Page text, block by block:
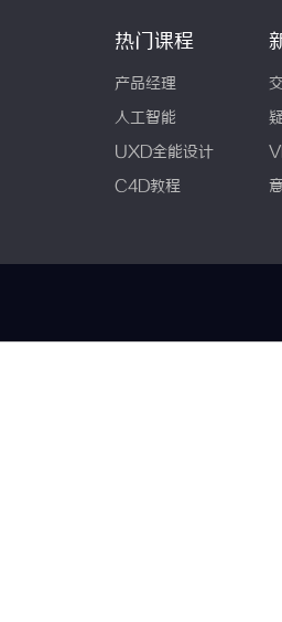
热门课程
产品经理
人工智能
UXD全能设计
C4D教程